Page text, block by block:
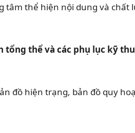
tâm thể hiện nội dung và chất
tổng thể và các phụ lục kỹ
đồ hiện trạng, bản đồ quy